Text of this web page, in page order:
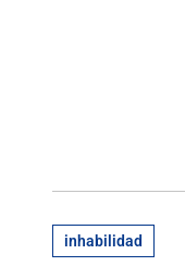
inhabilidad